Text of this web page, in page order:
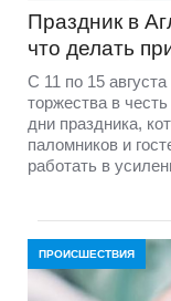
Праздник в
что делать
С 11 по 15
торжества в
дни праздника,
паломников и
работать в
ПРОИСШЕСТВИЯ